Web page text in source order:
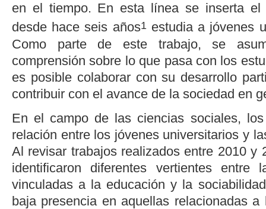
en el tiempo. En esta línea se inserta el
desde hace seis años1estudia a jóvenes
Como parte de este trabajo, se
comprensión sobre lo que pasa con los
es posible colaborar con su desarrollo
contribuir con el avance de la sociedad en
En el campo de las ciencias sociales,
relación entre los jóvenes universitarios y
Al revisar trabajos realizados entre 2010 y
identificaron diferentes vertientes entre
vinculadas a la educación y la
baja presencia en aquellas relacionadas